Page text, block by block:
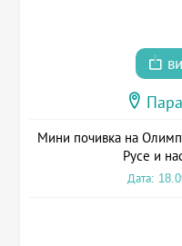
Мини почивка на
Русе и
Дата: